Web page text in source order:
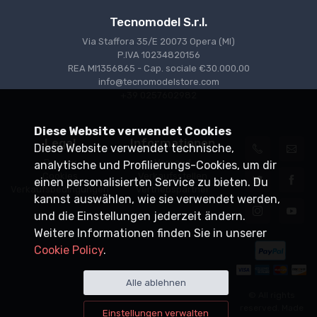
Tecnomodel S.r.l.
Via Staffora 35/E 20073 Opera (MI)
P.IVA 10234820156
REA MI1356865 - Cap. sociale €30.000,00
info@tecnomodelstore.com
Legal
Privacy
Cookies
Verkaufsbedingungen
Informationen
Versand
Verkaufsstellen
Vertriebspartner
Diese Website verwendet Cookies
Diese Website verwendet technische,
analytische und Profilierungs-Cookies, um dir
einen personalisierten Service zu bieten. Du
kannst auswählen, wie sie verwendet werden,
und die Einstellungen jederzeit ändern.
Weitere Informationen finden Sie in unserer
Cookie Policy.
Alle ablehnen
Einstellungen verwalten